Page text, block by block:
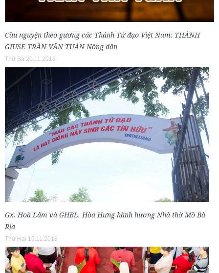
Cầu nguyện theo gương các Thánh Tử đạo Việt Nam: THÁNH
GIUSE TRẦN VĂN TUẤN Nông dân
Thứ Ba 20.11.2018
Gx. Hoà Lâm và GHBL. Hòa Hưng hành hương Nhà thờ Mồ Bà
Rịa
Thứ Hai 19.11.2018